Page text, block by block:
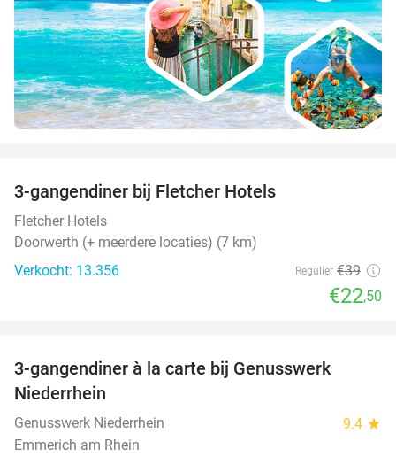
3-gangendiner bij Fletcher Hotels
Fletcher Hotels
Doorwerth (+ meerdere locaties) (7 km)
Verkocht: 13.356
Regulier €39
€22,50
3-gangendiner à la carte bij Genusswerk
Niederrhein
Genusswerk Niederrhein 9.4 star
Emmerich am Rhein